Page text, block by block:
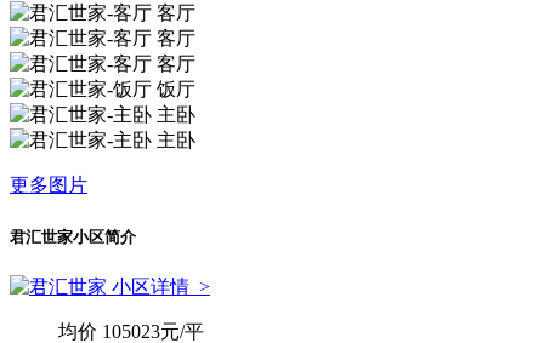
客厅
客厅
客厅
饭厅
主卧
主卧
更多图片
君汇世家小区简介
小区详情 >
均价 105023元/平